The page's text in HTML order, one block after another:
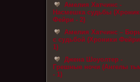
Амелия Хатчинс -
Насмешка судьбы
Фейри - 2)
Амелия Хатчинс –
с судьбой (Хроники
1)
Джена Шоуолтер -
Грешные ночи (Ангелы
- 1)